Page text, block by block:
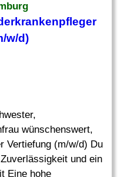
w/d)
wünschenswert,
Vertiefung (m/w/d) Du
und ein
Eine hohe